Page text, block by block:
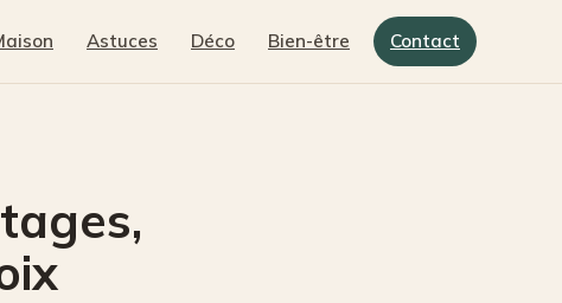
Astuces Déco Bien-être Contact